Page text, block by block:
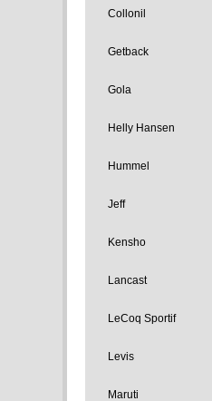
Collonil
Getback
Gola
Helly Hansen
Hummel
Jeff
Kensho
Lancast
LeCoq Sportif
Levis
Maruti